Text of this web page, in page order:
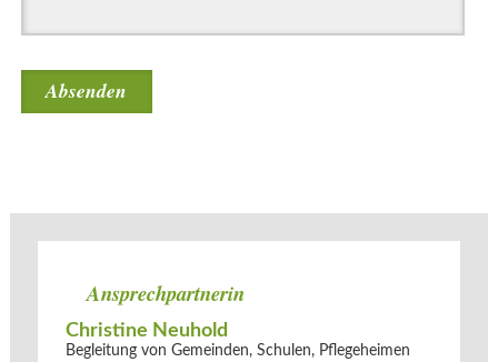
Ansprechpartnerin
Christine Neuhold
Begleitung von Gemeinden, Schulen, Pflegeheimen